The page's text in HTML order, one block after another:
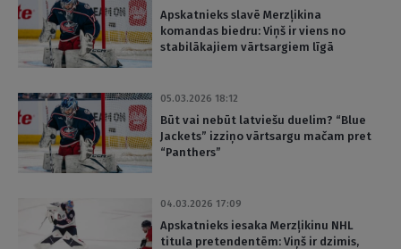
Apskatnieks slavē Merzļikina
komandas biedru: Viņš ir viens no
stabilākajiem vārtsargiem līgā
05.03.2026 18:12
Būt vai nebūt latviešu duelim? “Blue
Jackets” izziņo vārtsargu mačam pret
“Panthers”
04.03.2026 17:09
Apskatnieks iesaka Merzļikinu NHL
titula pretendentēm: Viņš ir dzimis,